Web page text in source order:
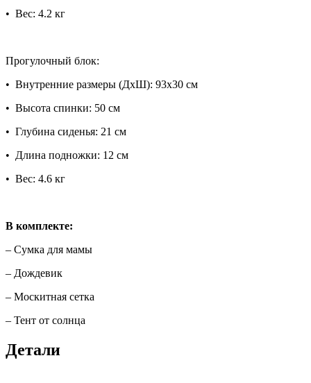
• Вес: 4.2 кг
Прогулочный блок:
• Внутренние размеры (ДхШ): 93х30 см
• Высота спинки: 50 см
• Глубина сиденья: 21 см
• Длина подножки: 12 см
• Вес: 4.6 кг
В комплекте:
– Сумка для мамы
– Дождевик
– Москитная сетка
– Тент от солнца
Детали